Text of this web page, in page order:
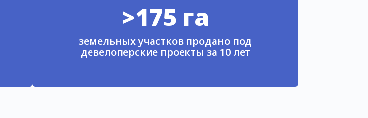
>175 га
земельных участков продано под
девелоперские проекты за 10 лет